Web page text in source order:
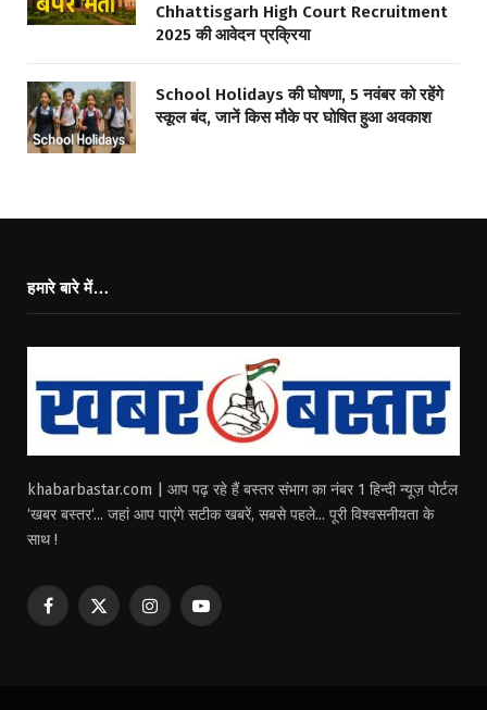
Chhattisgarh High Court Recruitment
2025 की आवेदन प्रक्रिया
School Holidays की घोषणा, 5 नवंबर को रहेंगे
स्कूल बंद, जानें किस मौके पर घोषित हुआ अवकाश
हमारे बारे में…
khabarbastar.com | आप पढ़ रहे हैं बस्तर संभाग का नंबर 1 हिन्दी न्यूज़ पोर्टल
‘खबर बस्तर‘... जहां आप पाएंगे सटीक खबरें, सबसे पहले... पूरी विश्वसनीयता के
साथ !
Facebook
X
InstagramYouTube